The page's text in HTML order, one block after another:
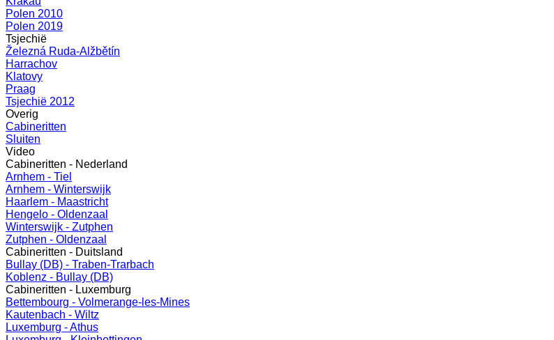
Polen 2010
Polen 2019
Tsjechië
Železná Ruda-Alžbětín
Harrachov
Klatovy
Praag
Tsjechië 2012
Overig
Cabineritten
Sluiten
Video
Cabineritten - Nederland
Arnhem - Tiel
Arnhem - Winterswijk
Haarlem - Maastricht
Hengelo - Oldenzaal
Winterswijk - Zutphen
Zutphen - Oldenzaal
Cabineritten - Duitsland
Bullay (DB) - Traben-Trarbach
Koblenz - Bullay (DB)
Cabineritten - Luxemburg
Bettembourg - Volmerange-les-Mines
Kautenbach - Wiltz
Luxemburg - Athus